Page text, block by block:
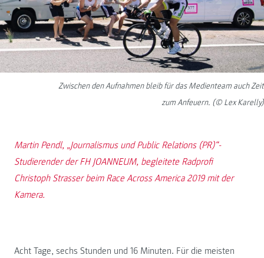
Zwischen den Aufnahmen bleib für das Medienteam auch Zeit
zum Anfeuern. (© Lex Karelly)
Martin Pendl, „Journalismus und Public Relations (PR)“-
Studierender der FH JOANNEUM, begleitete Radprofi
Christoph Strasser beim Race Across America 2019 mit der
Kamera.
Acht Tage, sechs Stunden und 16 Minuten. Für die meisten